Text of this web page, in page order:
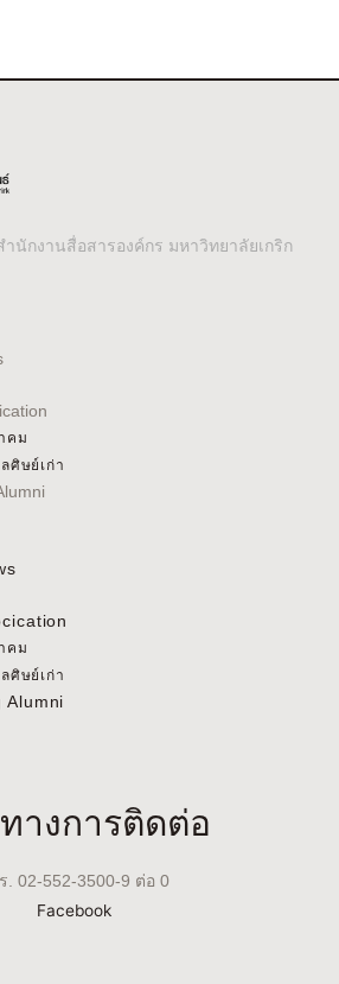
นักงานสื่อสารองค์กร มหาวิทยาลัยเกริก
คม
ศิษย์เก่า
คม
ศิษย์เก่า
Alumni
างการติดต่อ
. 02-552-3500-9 ต่อ 0
Facebook